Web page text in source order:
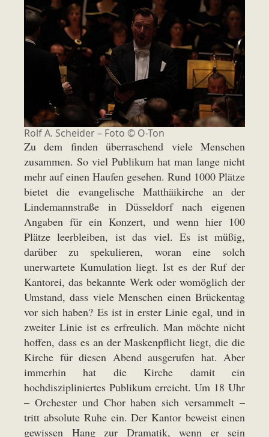
Rolf A. Scheider – Foto © O-Ton
Zu dem finden überraschend viele Menschen
zusammen. So viel Publikum hat man lange nicht
mehr auf einen Haufen gesehen. Rund 1000 Plätze
bietet die evangelische Matthäikirche an der
Lindemannstraße in Düsseldorf nach eigenen
Angaben für ein Konzert, und wenn hier 100
Plätze leerbleiben, ist das viel. Es ist müßig,
darüber zu spekulieren, woran eine solch
unerwartete Kumulation liegt. Ist es der Ruf der
Kantorei, das bekannte Werk oder womöglich der
Umstand, dass viele Menschen einen Brückentag
vor sich haben? Es ist in erster Linie egal, und in
zweiter Linie ist es erfreulich. Man möchte nicht
hoffen, dass es an der Maskenpflicht liegt, die die
Kirche für diesen Abend ausgerufen hat. Aber
immerhin hat die Kirche damit ein
hochdiszipliniertes Publikum erreicht. Um 18 Uhr
– Orchester und Chor haben sich versammelt –
tritt absolute Ruhe ein. Der Kantor beweist einen
gewissen Hang zur Dramatik, wenn er sein